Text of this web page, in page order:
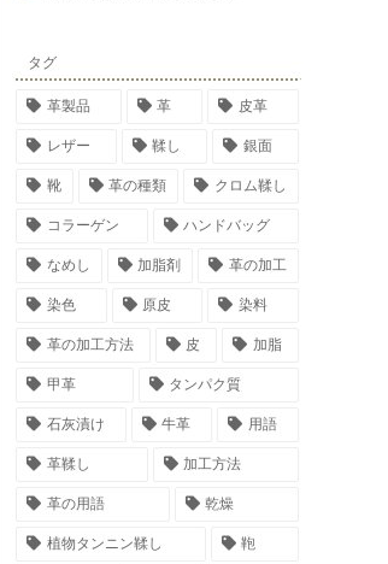
タグ
革製品 革 皮革
レザー 鞣し 銀面
靴 革の種類 クロム鞣し
コラーゲン ハンドバッグ
なめし 加脂剤 革の加工
染色 原皮 染料
革の加工方法 皮 加脂
甲革 タンパク質
石灰漬け 牛革 用語
革鞣し 加工方法
革の用語 乾燥
植物タンニン鞣し 鞄